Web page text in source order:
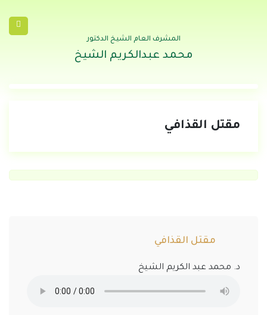
المشرف العام الشيخ الدكتور
محمد عبدالكريم الشيخ
مقتل القذافي
مقتل القذافي
د. محمد عبد الكريم الشيخ